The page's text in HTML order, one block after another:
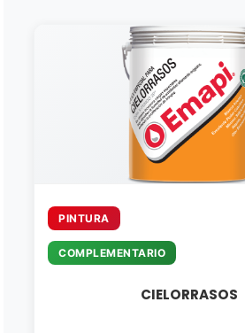
PINTURA
COMPLEMENTARIO
CIELORRASOS